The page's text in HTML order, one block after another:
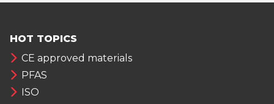
HOT TOPICS
CE approved materials
PFAS
ISO